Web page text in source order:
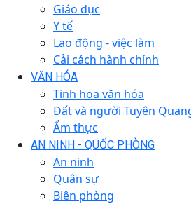
Giáo dục
Y tế
Lao động - việc làm
Cải cách hành chính
VĂN HÓA
Tinh hoa văn hóa
Đất và người Tuyên
Ẩm thực
AN NINH - QUỐC PHÒNG
An ninh
Quân sự
Biên phòng